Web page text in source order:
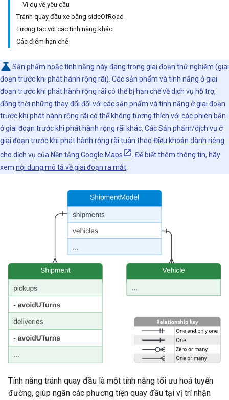
Ví dụ về yêu cầu
Tránh quay đầu xe bằng sideOfRoad
Tương tác với các tính năng khác
Các điểm hạn chế
Sản phẩm hoặc tính năng này đang trong giai đoạn thử nghiệm (giai
đoạn trước khi phát hành rộng rãi). Các sản phẩm và tính năng ở giai
đoạn trước khi phát hành rộng rãi có thể bị hạn chế về dịch vụ hỗ trợ,
đồng thời những thay đổi đối với các sản phẩm và tính năng ở giai đoạn
trước khi phát hành rộng rãi có thể không tương thích với các phiên bản
ở giai đoạn trước khi phát hành rộng rãi khác. Các Sản phẩm/dịch vụ ở
giai đoạn trước khi phát hành rộng rãi tuân theo Điều khoản dành riêng
cho dịch vụ của Nền tảng Google Maps
. Để biết thêm thông tin, hãy
xem nội dung mô tả về giai đoạn ra mắt
Tính năng tránh quay đầu là một tính năng tối ưu hoá tuyến
đường, giúp ngăn các phương tiện quay đầu tại vị trí nhận